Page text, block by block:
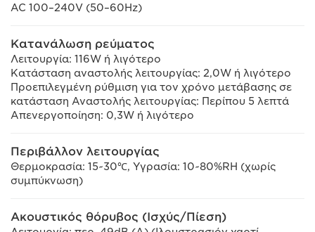
AC 100–240V (50–60Hz)
Κατανάλωση ρεύματος
Λειτουργία: 116W ή λιγότερο
Κατάσταση αναστολής λειτουργίας: 2,0W ή λιγότερο
Προεπιλεγμένη ρύθμιση για τον χρόνο μετάβασης σε
κατάσταση Αναστολής λειτουργίας: Περίπου 5 λεπτά
Απενεργοποίηση: 0,3W ή λιγότερο
Περιβάλλον λειτουργίας
Θερμοκρασία: 15~30℃, Υγρασία: 10~80%RH (χωρίς
συμπύκνωση)
Ακουστικός θόρυβος (Ισχύς/Πίεση)